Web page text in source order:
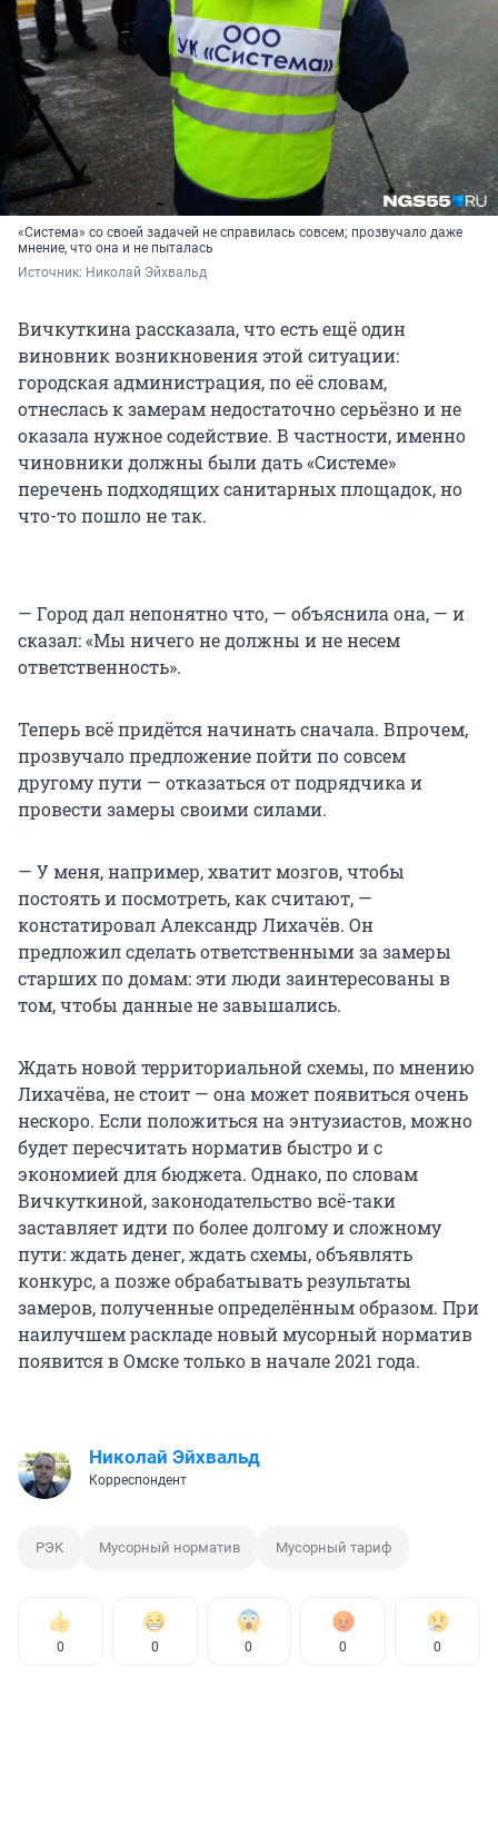
«Система» со своей задачей не справилась совсем; прозвучало даже
мнение, что она и не пыталась
Источник: Николай Эйхвальд
Вичкуткина рассказала, что есть ещё один
виновник возникновения этой ситуации:
городская администрация, по её словам,
отнеслась к замерам недостаточно серьёзно и не
оказала нужное содействие. В частности, именно
чиновники должны были дать «Системе»
перечень подходящих санитарных площадок, но
что-то пошло не так.
— Город дал непонятно что, — объяснила она, — и
сказал: «Мы ничего не должны и не несем
ответственность».
Теперь всё придётся начинать сначала. Впрочем,
прозвучало предложение пойти по совсем
другому пути — отказаться от подрядчика и
провести замеры своими силами.
— У меня, например, хватит мозгов, чтобы
постоять и посмотреть, как считают, —
констатировал Александр Лихачёв. Он
предложил сделать ответственными за замеры
старших по домам: эти люди заинтересованы в
том, чтобы данные не завышались.
Ждать новой территориальной схемы, по мнению
Лихачёва, не стоит — она может появиться очень
нескоро. Если положиться на энтузиастов, можно
будет пересчитать норматив быстро и с
экономией для бюджета. Однако, по словам
Вичкуткиной, законодательство всё-таки
заставляет идти по более долгому и сложному
пути: ждать денег, ждать схемы, объявлять
конкурс, а позже обрабатывать результаты
замеров, полученные определённым образом. При
наилучшем раскладе новый мусорный норматив
появится в Омске только в начале 2021 года.
Николай Эйхвальд
Корреспондент
РЭК Мусорный норматив Мусорный тариф
0 0 0 0 0